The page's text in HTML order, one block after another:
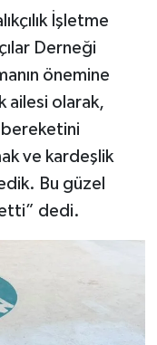
İşletme
Derneği
önemine
ailesi olarak,
bereketini
ve kardeşlik
Bu güzel
dedi.